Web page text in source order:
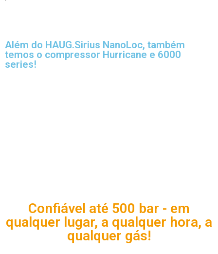
Além do HAUG.Sirius NanoLoc, também
temos o compressor Hurricane e 6000
series!
Confiável até 500 bar - em
qualquer lugar, a qualquer hora, a
qualquer gás!